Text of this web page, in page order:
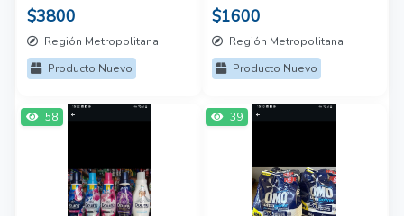
$3800
Región Metropolitana
Producto Nuevo
$1600
Región Metropolitana
Producto Nuevo
58 39